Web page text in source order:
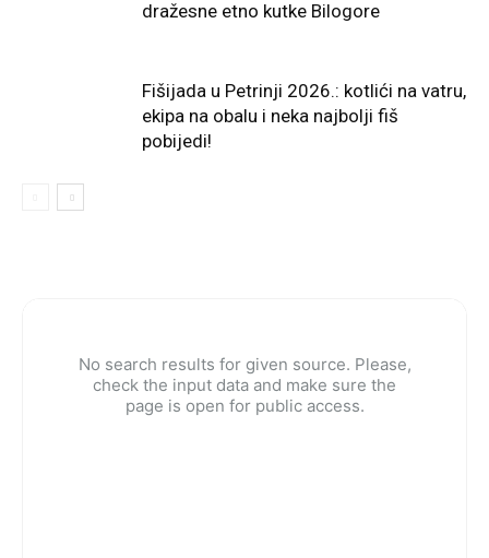
dražesne etno kutke Bilogore
Fišijada u Petrinji 2026.: kotlići na vatru,
ekipa na obalu i neka najbolji fiš
pobijedi!
No search results for given source. Please,
check the input data and make sure the
page is open for public access.